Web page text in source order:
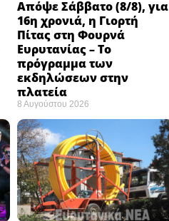
Απόψε Σάββατο (8/8), για
16η χρονιά, η Γιορτή
Πίτας στη Φουρνά
Ευρυτανίας – Το
πρόγραμμα των
εκδηλώσεων στην
πλατεία
8 Αυγούστου 2026